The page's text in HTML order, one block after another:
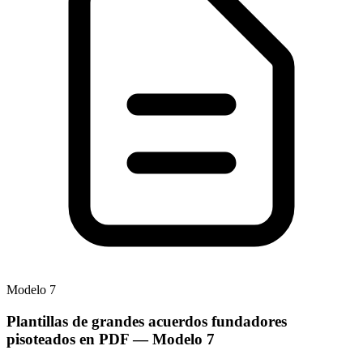
Modelo 7
Plantillas de grandes acuerdos fundadores
pisoteados en PDF— Modelo 7